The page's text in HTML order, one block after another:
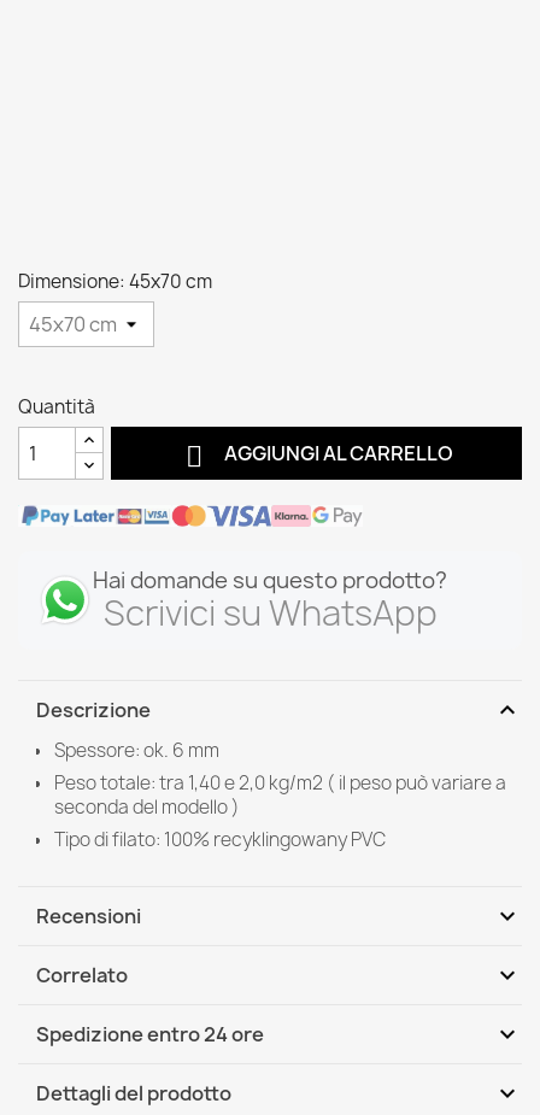
Dimensione: 45x70 cm
Quantità
 AGGIUNGI AL CARRELLO
Hai domande su questo prodotto?
Scrivici su WhatsApp
Descrizione expand_more
Spessore: ok. 6 mm
Peso totale: tra 1,40 e 2,0 kg/m2 ( il peso può variare a
seconda del modello )
Tipo di filato: 100% recyklingowany PVC
Recensioni expand_more
Correlato expand_more
Spedizione entro 24 ore expand_more
DHL / GLS International
Dettagli del prodotto expand_more